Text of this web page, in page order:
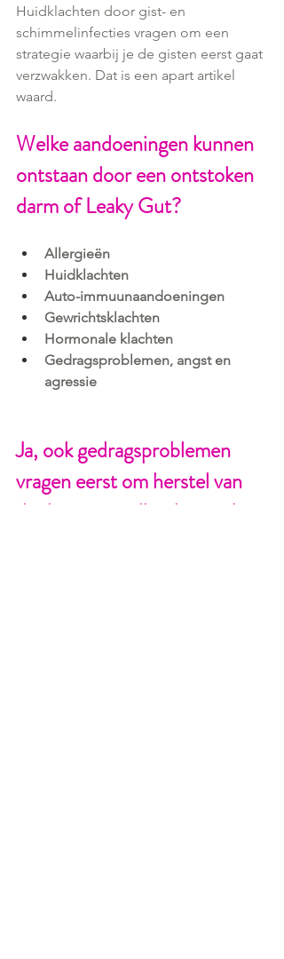
Huidklachten door gist- en
schimmelinfecties vragen om een
strategie waarbij je de gisten eerst gaat
verzwakken. Dat is een apart artikel
waard.
Welke aandoeningen kunnen
ontstaan door een ontstoken
darm of Leaky Gut?
Allergieën
Huidklachten
Auto-immuunaandoeningen
Gewrichtsklachten
Hormonale klachten
Gedragsproblemen, angst en
agressie
Ja, ook gedragsproblemen
vragen eerst om herstel van
de darmgezondheid, voordat